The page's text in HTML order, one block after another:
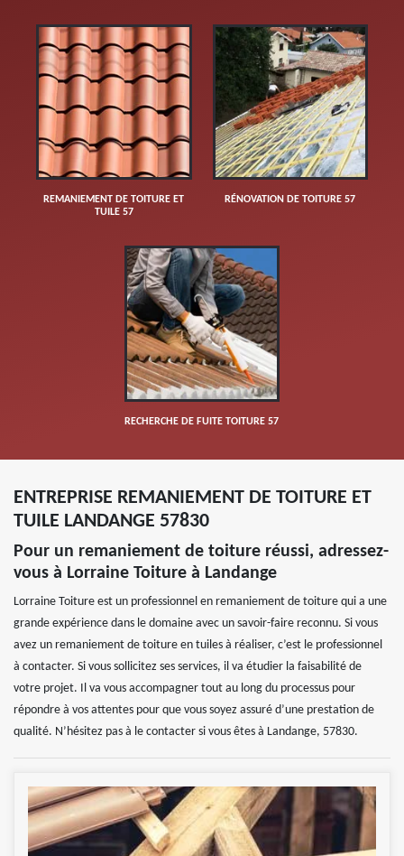
REMANIEMENT DE TOITURE ET
TUILE 57
RÉNOVATION DE TOITURE 57
RECHERCHE DE FUITE TOITURE 57
ENTREPRISE REMANIEMENT DE TOITURE ET
TUILE LANDANGE 57830
Pour un remaniement de toiture réussi, adressez-
vous à Lorraine Toiture à Landange
Lorraine Toiture est un professionnel en remaniement de toiture qui a une
grande expérience dans le domaine avec un savoir-faire reconnu. Si vous
avez un remaniement de toiture en tuiles à réaliser, c’est le professionnel
à contacter. Si vous sollicitez ses services, il va étudier la faisabilité de
votre projet. Il va vous accompagner tout au long du processus pour
répondre à vos attentes pour que vous soyez assuré d’une prestation de
qualité. N’hésitez pas à le contacter si vous êtes à Landange, 57830.